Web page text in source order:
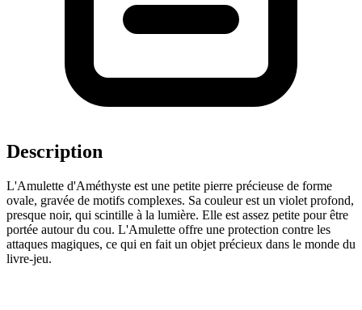
Description
L'Amulette d'Améthyste est une petite pierre précieuse de forme
ovale, gravée de motifs complexes. Sa couleur est un violet profond,
presque noir, qui scintille à la lumière. Elle est assez petite pour être
portée autour du cou. L'Amulette offre une protection contre les
attaques magiques, ce qui en fait un objet précieux dans le monde du
livre-jeu.